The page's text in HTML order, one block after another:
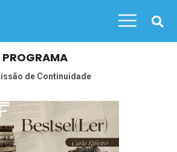
PROGRAMA
de Continuidade